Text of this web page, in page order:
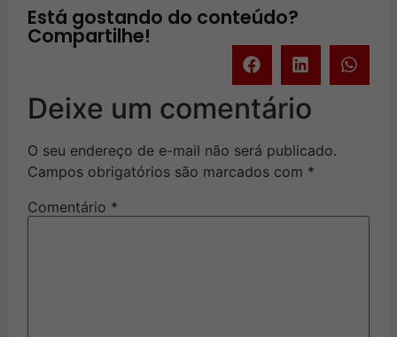
Está gostando do conteúdo?
Compartilhe!
Deixe um comentário
O seu endereço de e-mail não será publicado.
Campos obrigatórios são marcados com *
Comentário *